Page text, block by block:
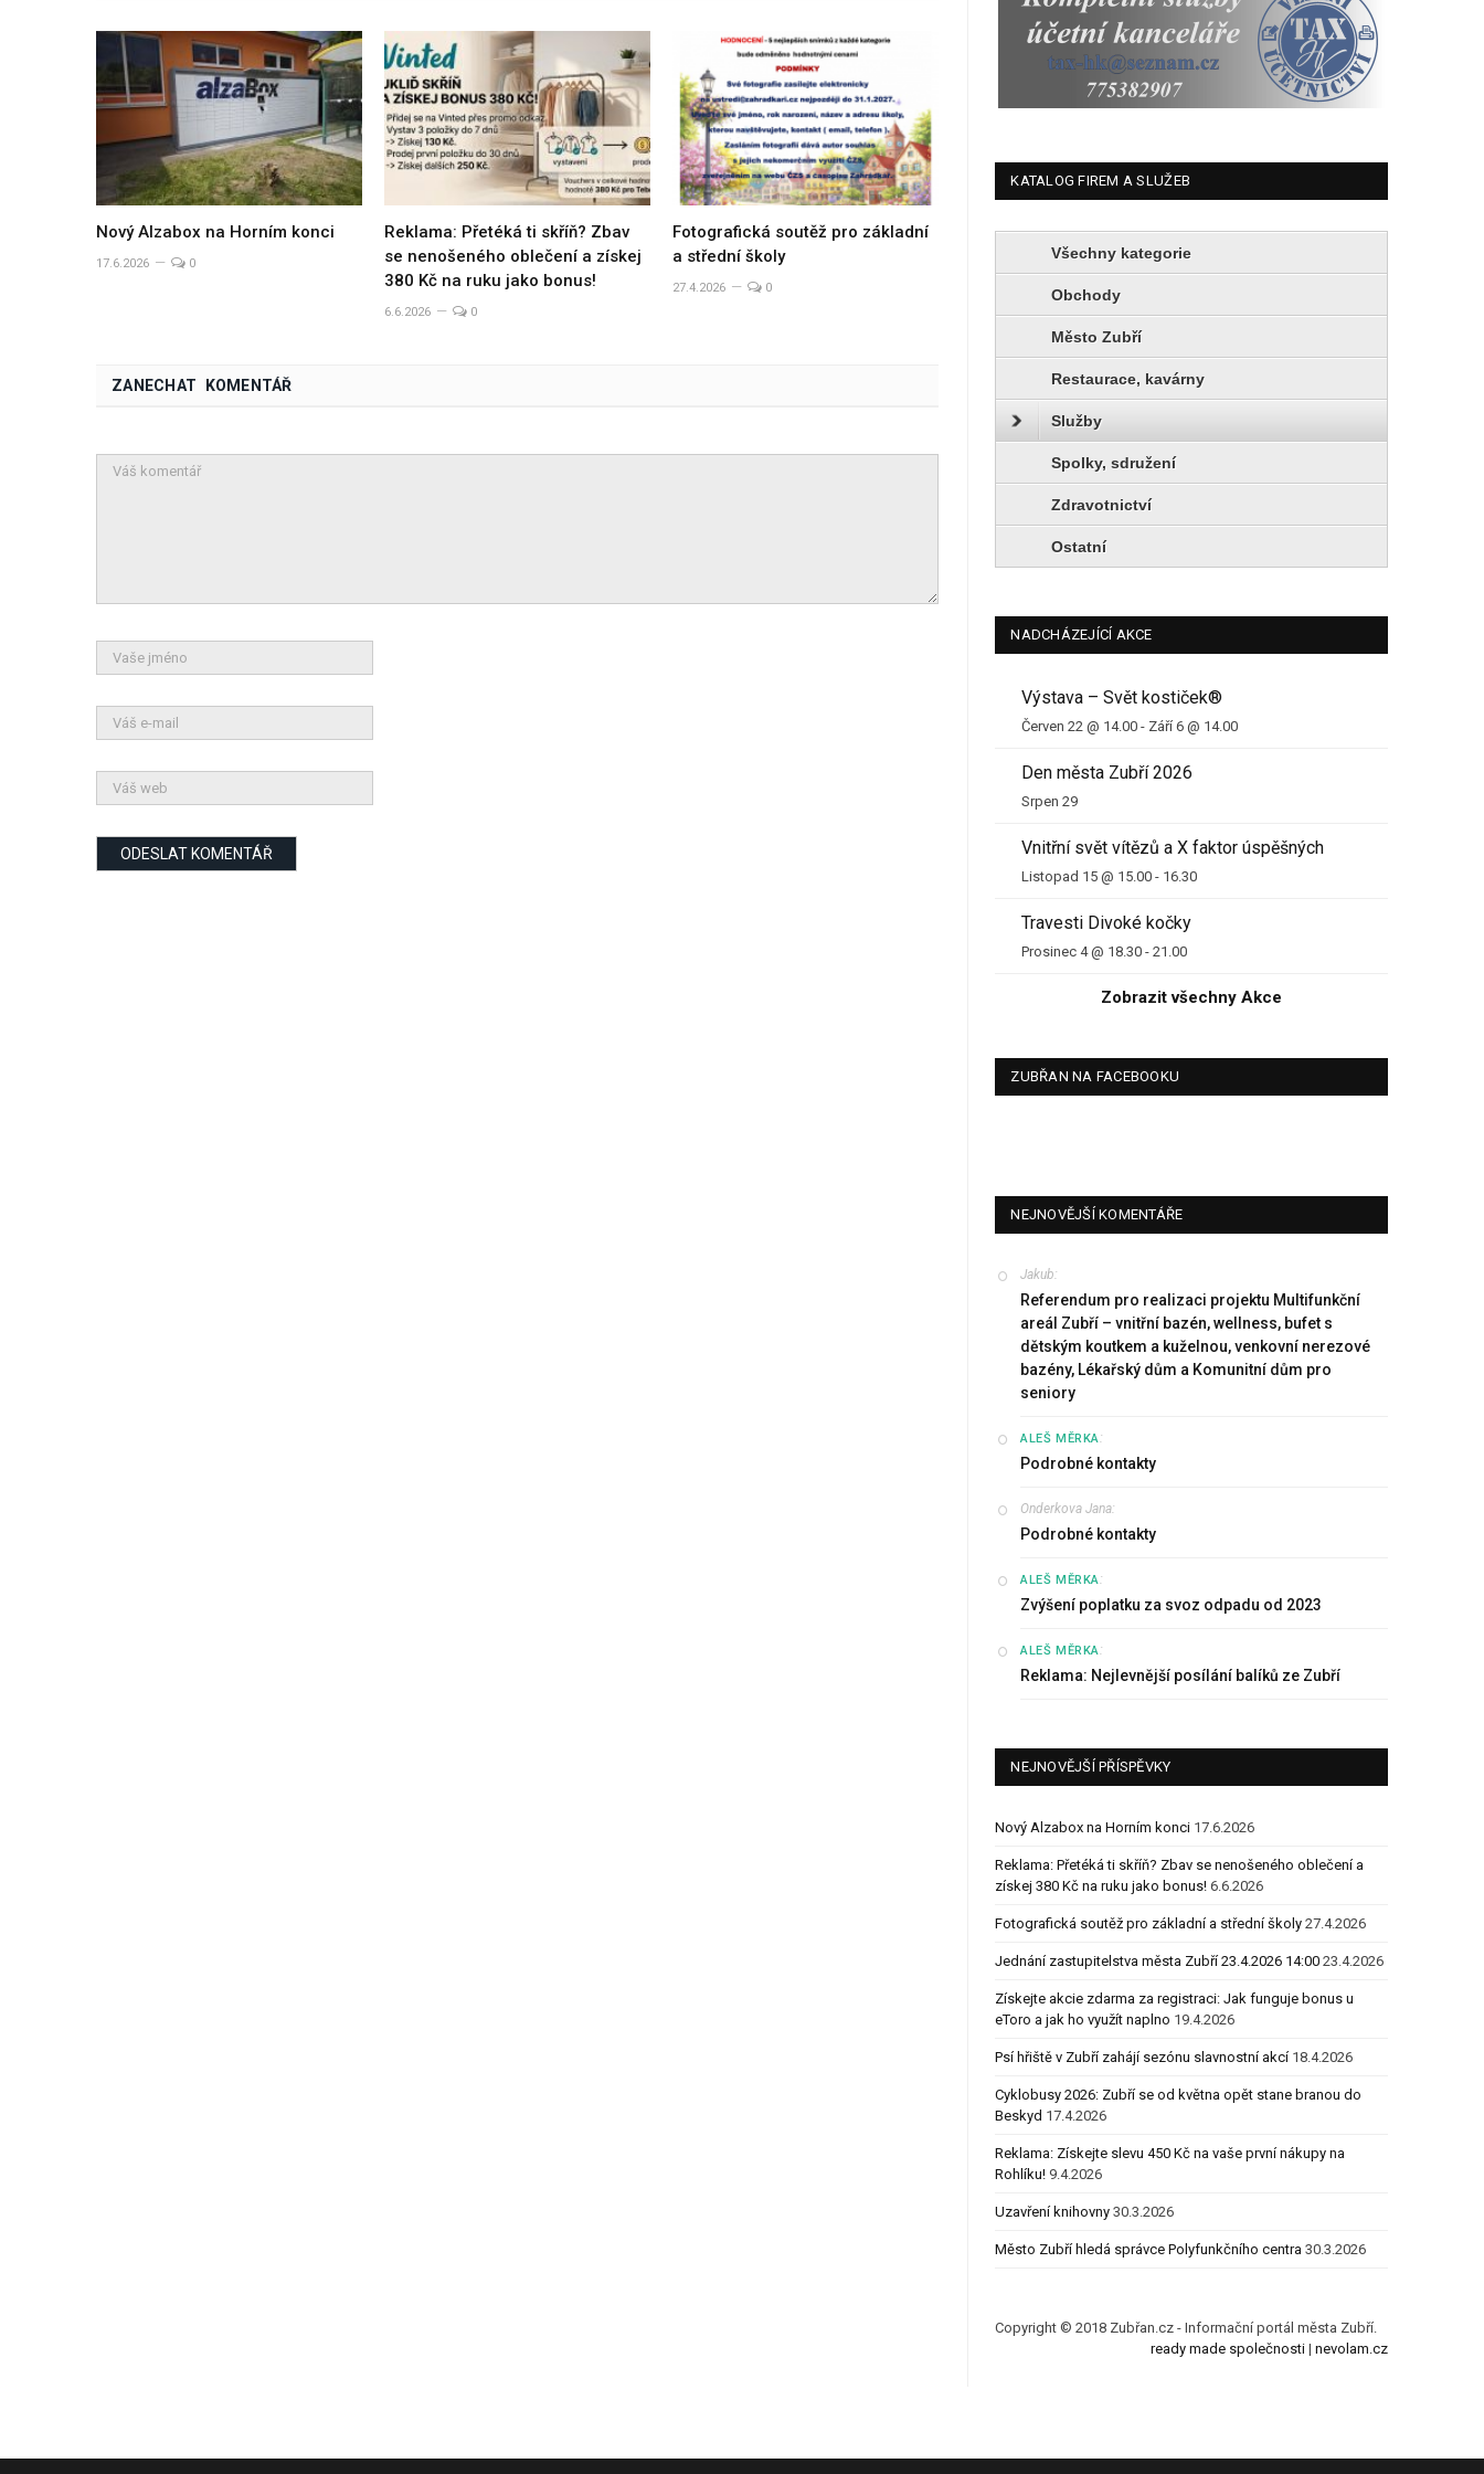
Nový Alzabox na Horním konci
17.6.2026 0
Reklama: Přetéká ti skříň? Zbav
se nenošeného oblečení a získej
380 Kč na ruku jako bonus!
6.6.2026 0
Fotografická soutěž pro základní
a střední školy
27.4.2026 0
ZANECHAT KOMENTÁŘ
KATALOG FIREM A SLUŽEB
Všechny kategorie
Obchody
Město Zubří
Restaurace, kavárny
Služby
Spolky, sdružení
Zdravotnictví
Ostatní
NADCHÁZEJÍCÍ AKCE
Výstava – Svět kostiček®
Červen 22 @ 14.00 - Září 6 @ 14.00
Den města Zubří 2026
Srpen 29
Vnitřní svět vítězů a X faktor úspěšných
Listopad 15 @ 15.00 - 16.30
Travesti Divoké kočky
Prosinec 4 @ 18.30 -21.00
Zobrazit všechny Akce
ZUBŘAN NA FACEBOOKU
NEJNOVĚJŠÍ KOMENTÁŘE
Jakub:
Referendum pro realizaci projektu Multifunkční
areál Zubří – vnitřní bazén, wellness, bufet s
dětským koutkem a kuželnou, venkovní nerezové
bazény, Lékařský dům a Komunitní dům pro
seniory
ALEŠ MĚRKA:
Podrobné kontakty
Onderkova Jana:
Podrobné kontakty
ALEŠ MĚRKA:
Zvýšení poplatku za svoz odpadu od 2023
ALEŠ MĚRKA:
Reklama: Nejlevnější posílání balíků ze Zubří
NEJNOVĚJŠÍ PŘÍSPĚVKY
Nový Alzabox na Horním konci 17.6.2026
Reklama: Přetéká ti skříň? Zbav se nenošeného oblečení a
získej 380 Kč na ruku jako bonus! 6.6.2026
Fotografická soutěž pro základní a střední školy 27.4.2026
Jednání zastupitelstva města Zubří 23.4.2026 14:00 23.4.2026
Získejte akcie zdarma za registraci: Jak funguje bonus u
eToro a jak ho využít naplno 19.4.2026
Psí hřiště v Zubří zahájí sezónu slavnostní akcí 18.4.2026
Cyklobusy 2026: Zubří se od května opět stane branou do
Beskyd 17.4.2026
Reklama: Získejte slevu 450 Kč na vaše první nákupy na
Rohlíku! 9.4.2026
Uzavření knihovny 30.3.2026
Město Zubří hledá správce Polyfunkčního centra 30.3.2026
Copyright © 2018 Zubřan.cz - Informační portál města Zubří.
ready made společnosti| nevolam.cz